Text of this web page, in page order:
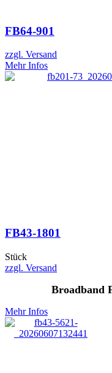
FB64-901
zzgl. Versand
Mehr Infos
FB43-1801
Stück
zzgl. Versand
Broadband
Mehr Infos